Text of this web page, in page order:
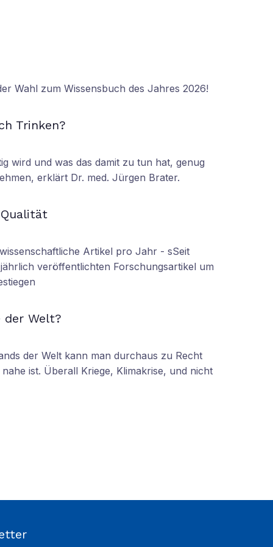
Wahl zum Wissensbuch des Jahres 2026!
Trinken?
wird und was das damit zu tun hat, genug
erklärt Dr. med. Jürgen Brater.
Artikel pro Jahr - sSeit
veröffentlichten Forschungsartikel um
der Welt?
der Welt kann man durchaus zu Recht
ist. Überall Kriege, Klimakrise, und nicht